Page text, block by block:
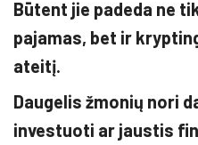
Būtent jie padeda ne
pajamas, bet ir
ateitį.
Daugelis žmonių nori
investuoti ar jaustis